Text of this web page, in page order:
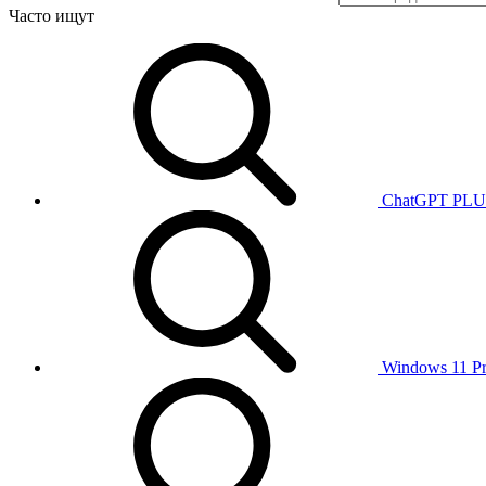
Часто ищут
ChatGPT
Windows 11